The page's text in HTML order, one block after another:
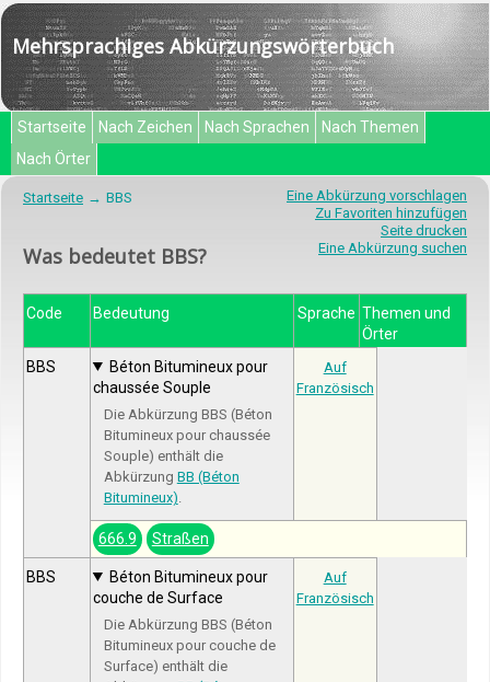
Mehrsprachiges Abkürzungswörterbuch
Startseite Nach Zeichen Nach Sprachen
Nach Themen
Nach Örter
Eine Abkürzung vorschlagen
Zu Favoriten hinzufügen
Seite drucken
Eine Abkürzung suchen
Startseite BBS
Was bedeutet BBS?
Code Bedeutung Sprache Themen und
Örter
BBS
Béton Bitumineux pour
chaussée Souple
Die Abkürzung BBS (Béton
Bitumineux pour chaussée
Souple) enthält die
Abkürzung BB (Béton
Bitumineux)
Auf
Französisch
666.9 Straßen
BBS
Béton Bitumineux pour
couche de Surface
Die Abkürzung BBS (Béton
Bitumineux pour couche de
Surface) enthält die
Auf
Französisch